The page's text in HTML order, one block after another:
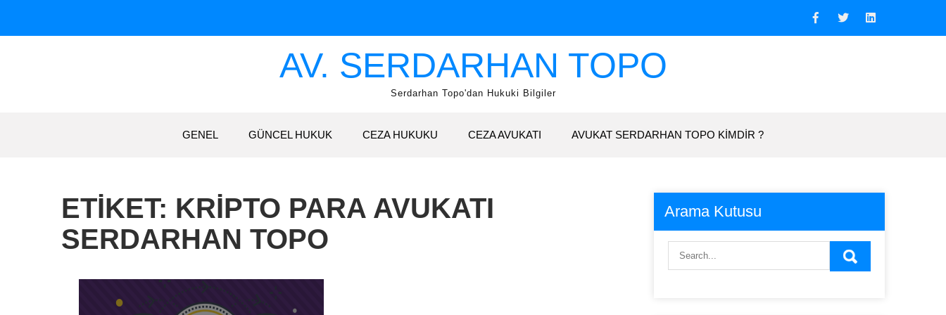
AV. SERDARHAN TOPO
Serdarhan Topo'dan Hukuki Bilgiler
GENEL GÜNCEL HUKUK CEZA HUKUKU CEZA AVUKATI AVUKAT SERDARHAN TOPO KIMDIR ?
ETIKET: KRIPTO PARA AVUKATI
SERDARHAN TOPO
Arama Kutusu